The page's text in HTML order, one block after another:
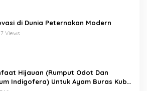
di Dunia Peternakan Modern
Views
Hijauan (Rumput Odot Dan
Indigofera) Untuk Ayam Buras Kub